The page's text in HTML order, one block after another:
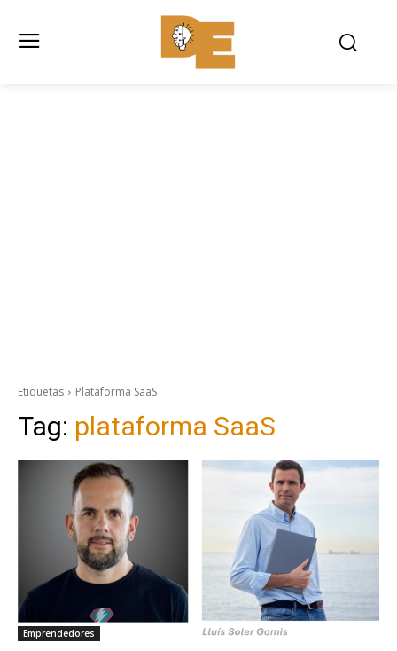
Etiquetas Plataforma SaaS
Tag: plataforma SaaS
Emprendedores